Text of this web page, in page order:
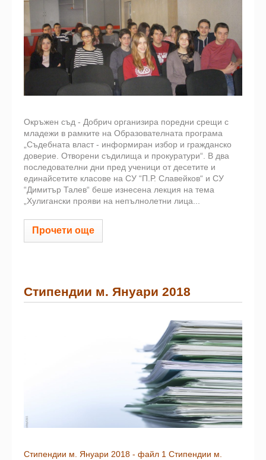
Окръжен съд - Добрич организира поредни срещи с
младежи в рамките на Образователната програма
„Съдебната власт - информиран избор и гражданско
доверие. Отворени съдилища и прокуратури“. В два
последователни дни пред ученици от десетите и
единайсетите класове на СУ “П.Р. Славейков“ и СУ
“Димитър Талев“ беше изнесена лекция на тема
„Хулигански прояви на непълнолетни лица...
Прочети още
Стипендии м. Януари 2018
Стипендии м. Януари 2018 - файл 1 Стипендии м.